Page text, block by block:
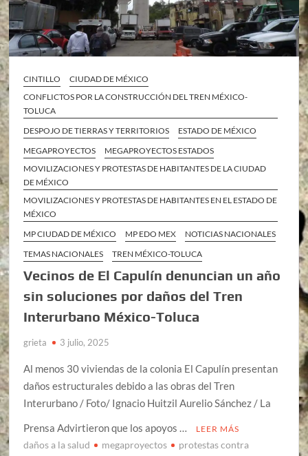
CINTILLO
CIUDAD DE MÉXICO
CONFLICTOS POR LA CONSTRUCCIÓN DEL TREN MÉXICO-
TOLUCA
DESPOJO DE TIERRAS Y TERRITORIOS
ESTADO DE MÉXICO
MEGAPROYECTOS
MEGAPROYECTOS ESTADOS
MOVILIZACIONES Y PROTESTAS DE HABITANTES DE LA CIUDAD
DE MÉXICO
MOVILIZACIONES Y PROTESTAS DE HABITANTES EN EL ESTADO DE
MÉXICO
MP CIUDAD DE MÉXICO
MP EDO MEX
NOTICIAS NACIONALES
TEMAS NACIONALES
TREN MÉXICO-TOLUCA
Vecinos de El Capulín denuncian un año
sin soluciones por daños del Tren
Interurbano México-Toluca
grieta 3 julio, 2025
Al menos 30 viviendas de la colonia El Capulín presentan
daños estructurales debido a las obras del Tren
Interurbano / Foto/ Ignacio Huitzil Aurelio Sánchez / La
Prensa Advirtieron que los apoyos …
LEER MÁS
daños a la salud megaproyectos
protestas contra